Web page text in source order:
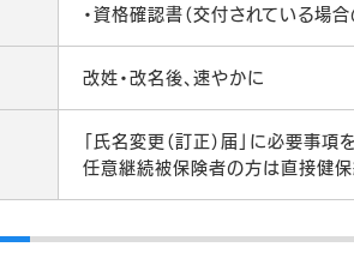
・資格確認書（交付されている場合
改姓・改名後、速やかに
「氏名変更（訂正）届」に必要事
任意継続被保険者の方は直接健保